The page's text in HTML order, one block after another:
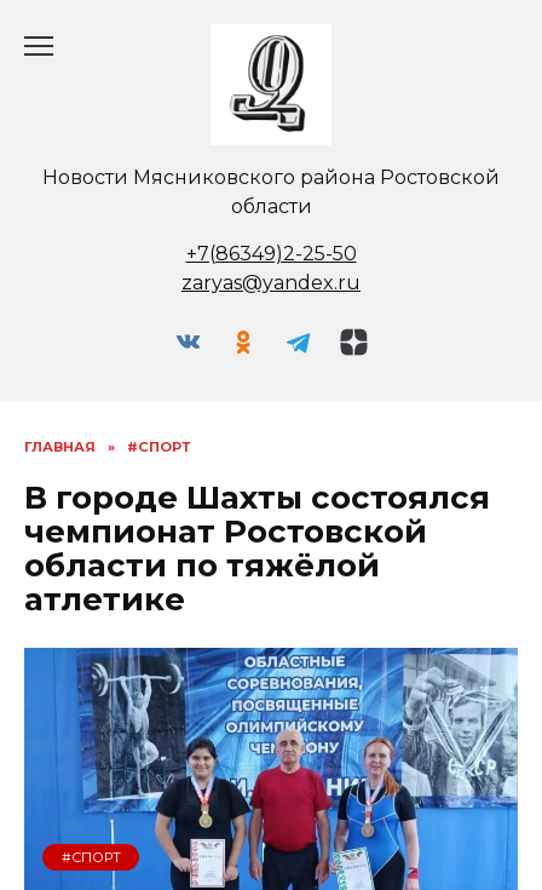
Новости Мясниковского района Ростовской
области
+7(86349)2-25-50
zaryas@yandex.ru
ГЛАВНАЯ » #СПОРТ
В городе Шахты состоялся
чемпионат Ростовской
области по тяжёлой
атлетике
#СПОРТ